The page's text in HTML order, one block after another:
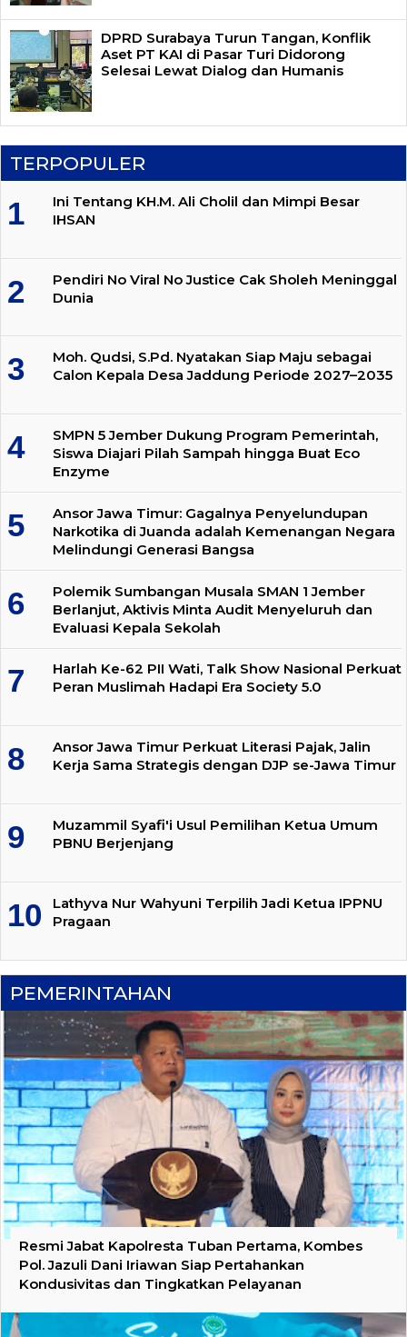
DPRD Surabaya Turun Tangan, Konflik
Aset PT KAI di Pasar Turi Didorong
Selesai Lewat Dialog dan Humanis
TERPOPULER
Ini Tentang KH.M. Ali Cholil dan Mimpi Besar
IHSAN
Pendiri No Viral No Justice Cak Sholeh Meninggal
Dunia
Moh. Qudsi, S.Pd. Nyatakan Siap Maju sebagai
Calon Kepala Desa Jaddung Periode 2027–2035
SMPN 5 Jember Dukung Program Pemerintah,
Siswa Diajari Pilah Sampah hingga Buat Eco
Enzyme
Ansor Jawa Timur: Gagalnya Penyelundupan
Narkotika di Juanda adalah Kemenangan Negara
Melindungi Generasi Bangsa
Polemik Sumbangan Musala SMAN 1 Jember
Berlanjut, Aktivis Minta Audit Menyeluruh dan
Evaluasi Kepala Sekolah
Harlah Ke-62 PII Wati, Talk Show Nasional Perkuat
Peran Muslimah Hadapi Era Society 5.0
Ansor Jawa Timur Perkuat Literasi Pajak, Jalin
Kerja Sama Strategis dengan DJP se-Jawa Timur
Muzammil Syafi'i Usul Pemilihan Ketua Umum
PBNU Berjenjang
Lathyva Nur Wahyuni Terpilih Jadi Ketua IPPNU
Pragaan
PEMERINTAHAN
Resmi Jabat Kapolresta Tuban Pertama, Kombes
Pol. Jazuli Dani Iriawan Siap Pertahankan
Kondusivitas dan Tingkatkan Pelayanan